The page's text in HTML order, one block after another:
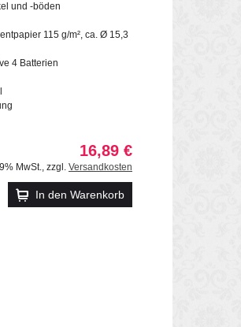
und -böden
115 g/m², ca. Ø 15,3
4 Batterien
16,89 €
MwSt., zzgl. Versandkosten
In den Warenkorb